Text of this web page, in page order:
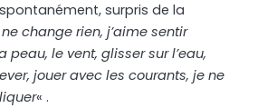
surpris de la
change rien, j’aime sentir
peau, le vent, glisser sur l’eau,
jouer avec les courants, je ne
« .